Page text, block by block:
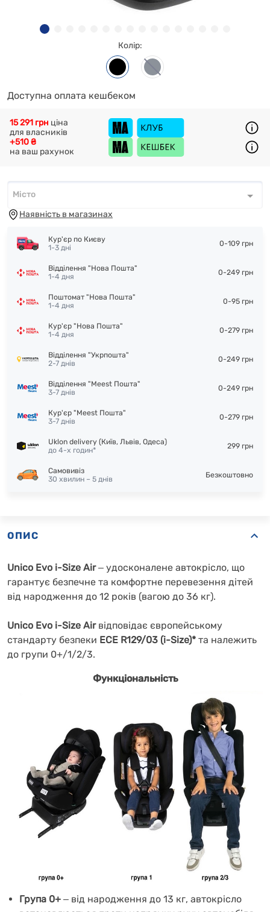
Колір:
Доступна оплата кешбеком
+510 ₴
на ваш рахунок
15 291 грн ціна
для власників
Місто*
Місто
Наявність в магазинах
Кур'єр по Києву
1-3 дні
0-109 грн
Відділення "Нова Пошта"
1-4 дня
0-249 грн
Поштомат "Нова Пошта"
1-4 дня
0-95 грн
Кур'єр "Нова Пошта"
1-4 дня
0-279 грн
Відділення "Укрпошта"
2-7 днів
0-249 грн
Відділення "Meest Пошта"
3-7 днів
0-249 грн
Кур'єр "Meest Пошта"
3-7 днів
0-279 грн
Uklon delivery (Київ, Львів, Одеса)
до 4-х годин*
299 грн
Самовивіз
30 хвилин – 5 днів
Безкоштовно
ОПИС
Unico Evo i-Size Air ‒ удосконалене автокрісло, що
гарантує безпечне та комфортне перевезення дітей
від народження до 12 років (вагою до 36 кг).
Unico Evo i-Size Airвідповідає європейському
стандарту безпеки ECE R129/03 (i-Size)* та належить
до групи 0+/1/2/3.
Функціональність
Група 0+ ‒ від народження до 13 кг, автокрісло